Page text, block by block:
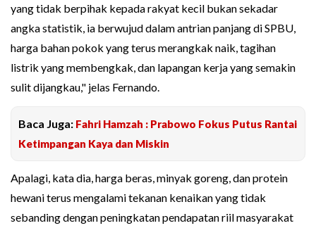
yang tidak berpihak kepada rakyat kecil bukan sekadar
angka statistik, ia berwujud dalam antrian panjang di SPBU,
harga bahan pokok yang terus merangkak naik, tagihan
listrik yang membengkak, dan lapangan kerja yang semakin
sulit dijangkau," jelas Fernando.
Baca Juga: Fahri Hamzah : Prabowo Fokus Putus Rantai
Ketimpangan Kaya dan Miskin
Apalagi, kata dia, harga beras, minyak goreng, dan protein
hewani terus mengalami tekanan kenaikan yang tidak
sebanding dengan peningkatan pendapatan riil masyarakat